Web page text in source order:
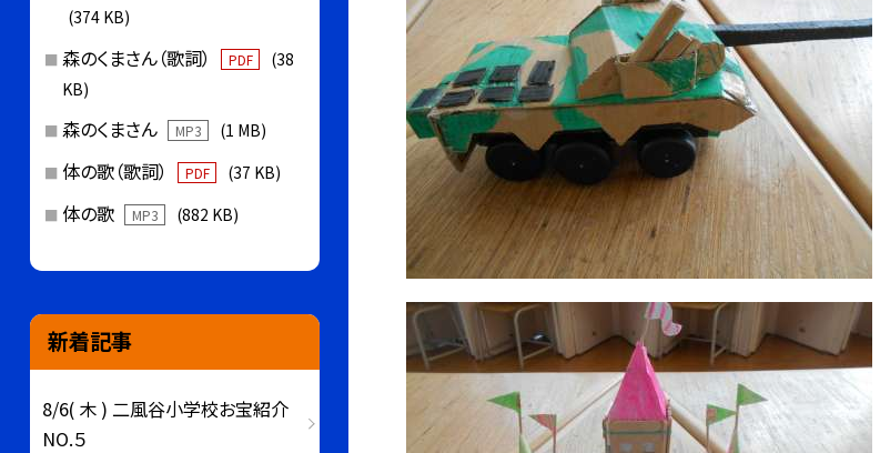
(374 KB)
森のくまさん（歌詞） PDF
(38
KB)
森のくまさん MP3 (1 MB)
体の歌（歌詞） PDF (37 KB)
体の歌 MP3 (882 KB)
新着記事
8/6( 木 ) 二風谷小学校お宝紹介
NO.５